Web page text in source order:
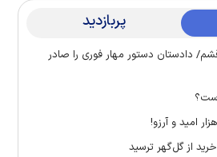
پربازدید
دادستان دستور مهار فوری را صادر
امید و آرزو!
از گل‌گهر ترسید